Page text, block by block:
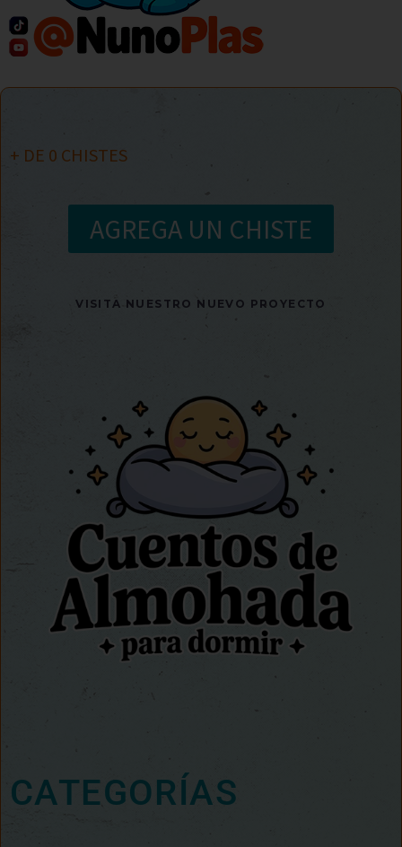
+ DE 0 CHISTES
AGREGA UN CHISTE
VISITA NUESTRO NUEVO PROYECTO
CATEGORÍAS